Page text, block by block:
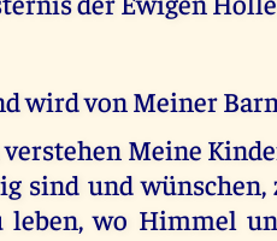
wird von Meiner
Meine
sind und
leben, wo Himmel